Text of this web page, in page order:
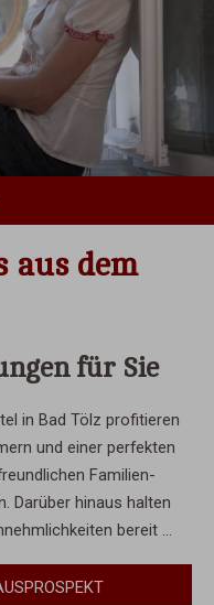
aus dem
für Sie
in Bad Tölz profitieren
und einer perfekten
Familien-
Darüber hinaus halten
bereit ...